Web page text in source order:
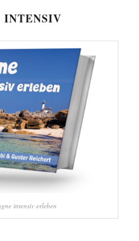
INTENSIV
intensiv erleben